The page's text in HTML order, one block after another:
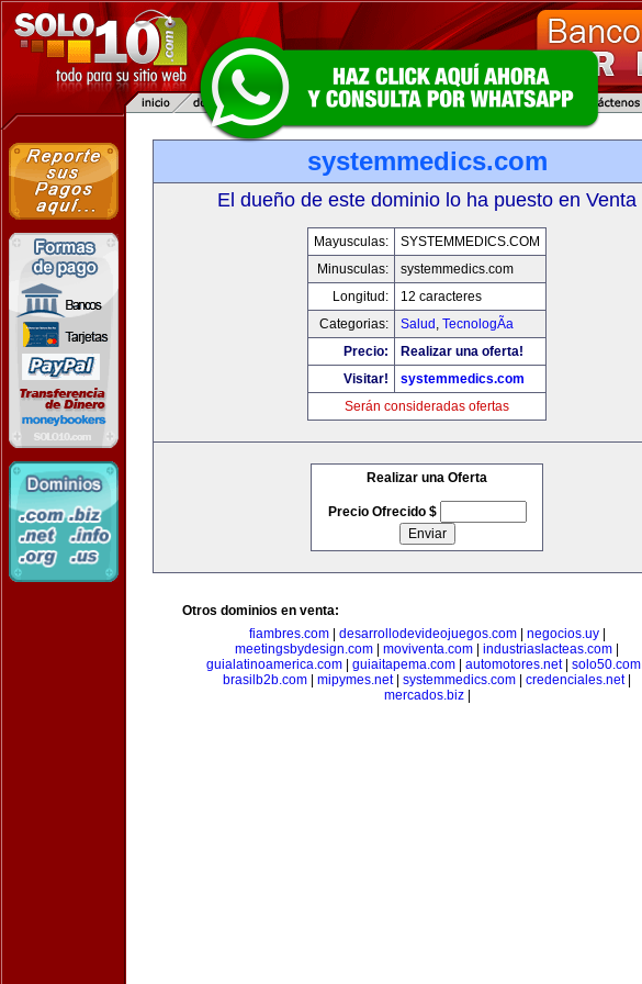
systemmedics.com
El dueño de este dominio lo ha puesto en Venta
Mayusculas:
SYSTEMMEDICS.COM
Minusculas:
systemmedics.com
Longitud:
12 caracteres
Categorias:
Salud , TecnologÃ­a
Precio:
Realizar una oferta!
Visitar!
systemmedics.com
Serán consideradas ofertas
Realizar una Oferta
Precio Ofrecido $
Otros dominios en venta:
fiambres.com| desarrollodevideojuegos.com| negocios.uy|
meetingsbydesign.com
moviventa.com industriaslacteas.com
guialatinoamerica.com
guiaitapema.com automotores.net| solo50.com
brasilb2b.com
mipymes.net| systemmedics.com credenciales.net|
mercados.biz|